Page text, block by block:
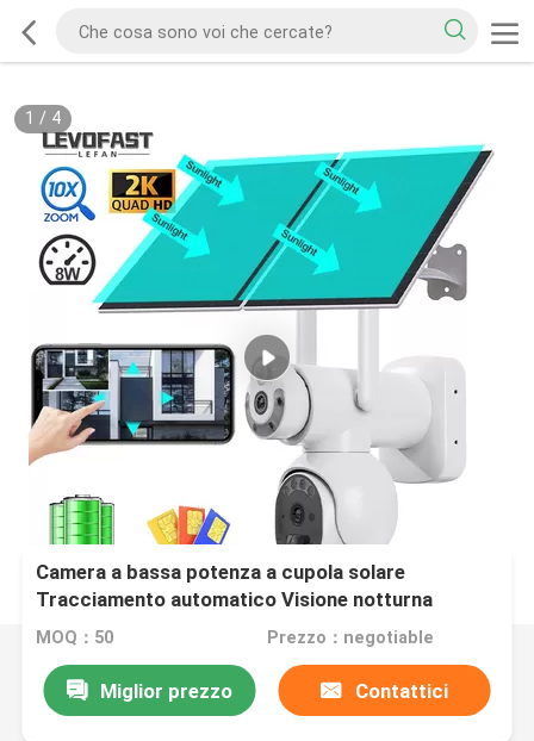
1 / 4
Camera a bassa potenza a cupola solare
Tracciamento automatico Visione notturna
impermeabile Camera di sicurezza CCTV
MOQ：50 Prezzo：negotiable
Miglior prezzo Contattici